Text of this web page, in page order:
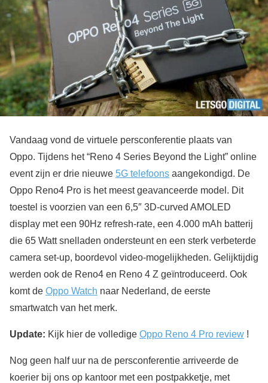
Vandaag vond de virtuele persconferentie plaats van
Oppo. Tijdens het “Reno 4 Series Beyond the Light” online
event zijn er drie nieuwe 5G telefoons aangekondigd. De
Oppo Reno4 Pro is het meest geavanceerde model. Dit
toestel is voorzien van een 6,5″ 3D-curved AMOLED
display met een 90Hz refresh-rate, een 4.000 mAh batterij
die 65 Watt snelladen ondersteunt en een sterk verbeterde
camera set-up, boordevol video-mogelijkheden. Gelijktijdig
werden ook de Reno4 en Reno 4 Z geïntroduceerd. Ook
komt de Oppo Watch naar Nederland, de eerste
smartwatch van het merk.
Update: Kijk hier de volledige Oppo Reno 4 Pro review !
Nog geen half uur na de persconferentie arriveerde de
koerier bij ons op kantoor met een postpakketje, met